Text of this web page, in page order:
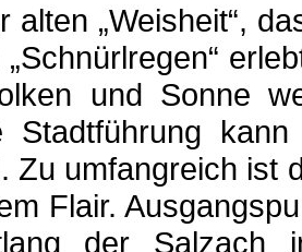
alten „Weisheit“,
„Schnürlregen“
und Sonne
Stadtführung
Zu umfangreich ist
Flair.
der Salzach